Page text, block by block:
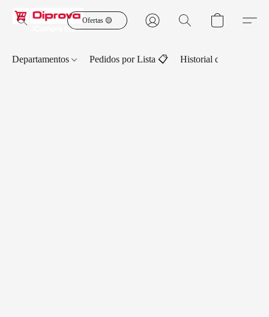
Ofertas 🟡
Departamentos Pedidos por Lista 📋 Historial de Pedidos